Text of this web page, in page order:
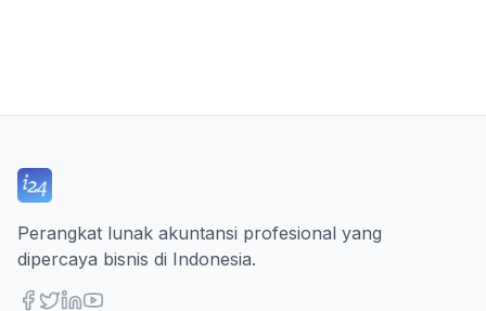
Perangkat lunak akuntansi profesional yang
dipercaya bisnis di Indonesia.